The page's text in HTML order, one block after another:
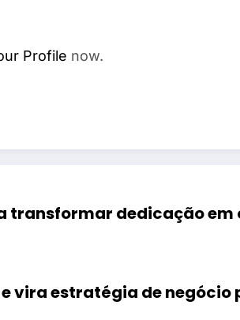
Profile now.
transformar dedicação
estratégia de negócio